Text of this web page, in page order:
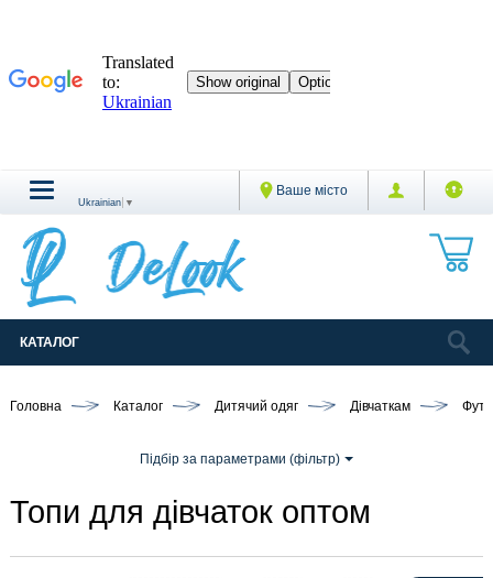
Ваше місто
Ukrainian ▼
КАТАЛОГ
Головна Каталог Дитячий одяг Дівчаткам
Підбір за параметрами (фільтр)
Топи для дівчаток оптом